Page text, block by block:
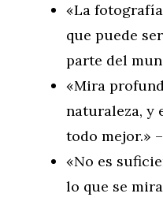
«La
que puede
parte del
«Mira
naturaleza, y
todo mejor.»
«No es
lo que se